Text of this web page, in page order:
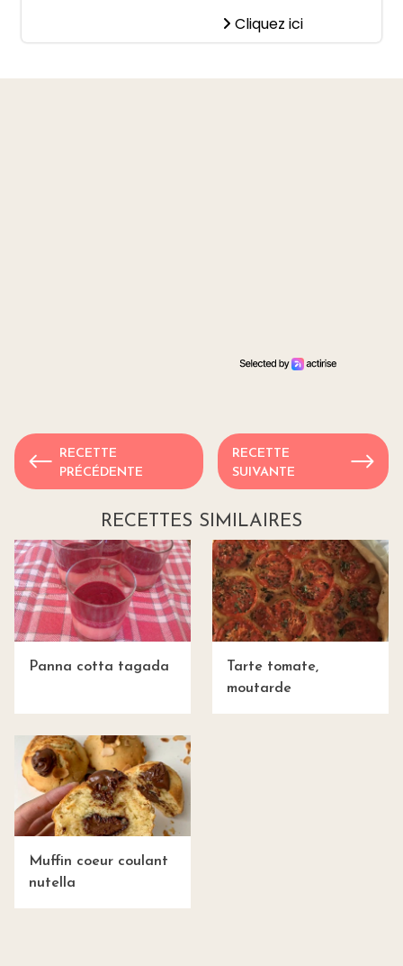
Cliquez ici
RECETTE
PRÉCÉDENTE
RECETTE
SUIVANTE
RECETTES SIMILAIRES
Panna cotta tagada
Tarte tomate,
moutarde
Muffin coeur coulant
nutella